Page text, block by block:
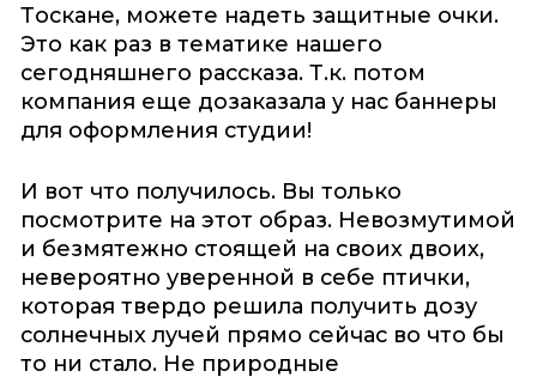
Тоскане, можете надеть защитные очки.
Это как раз в тематике нашего
сегодняшнего рассказа. Т.к. потом
компания еще дозаказала у нас баннеры
для оформления студии!
И вот что получилось. Вы только
посмотрите на этот образ. Невозмутимой
и безмятежно стоящей на своих двоих,
невероятно уверенной в себе птички,
которая твердо решила получить дозу
солнечных лучей прямо сейчас во что бы
то ни стало. Не природные